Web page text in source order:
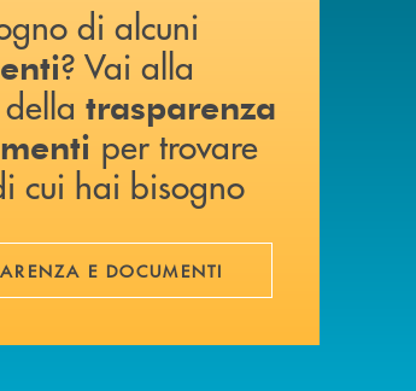
di alcuni
? Vai alla
trasparenza
per trovare
cui hai bisogno
E DOCUMENTI